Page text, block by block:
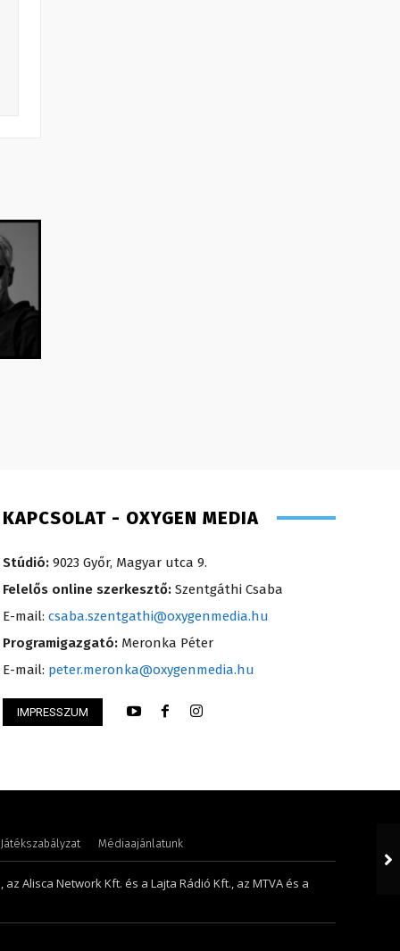
– műsorvezető, szerkesztő-riporter
KAPCSOLAT - OXYGEN MEDIA
Stúdió: 9023 Győr, Magyar utca 9.
Felelős online szerkesztő: Szentgáthi Csaba
E-mail: csaba.szentgathi@oxygenmedia.hu
Programigazgató: Meronka Péter
E-mail: peter.meronka@oxygenmedia.hu
IMPRESSZUM
Játékszabályzat Médiaajánlatunk
Alisca Network Kft. és a Lajta Rádió Kft., az MTVA és a